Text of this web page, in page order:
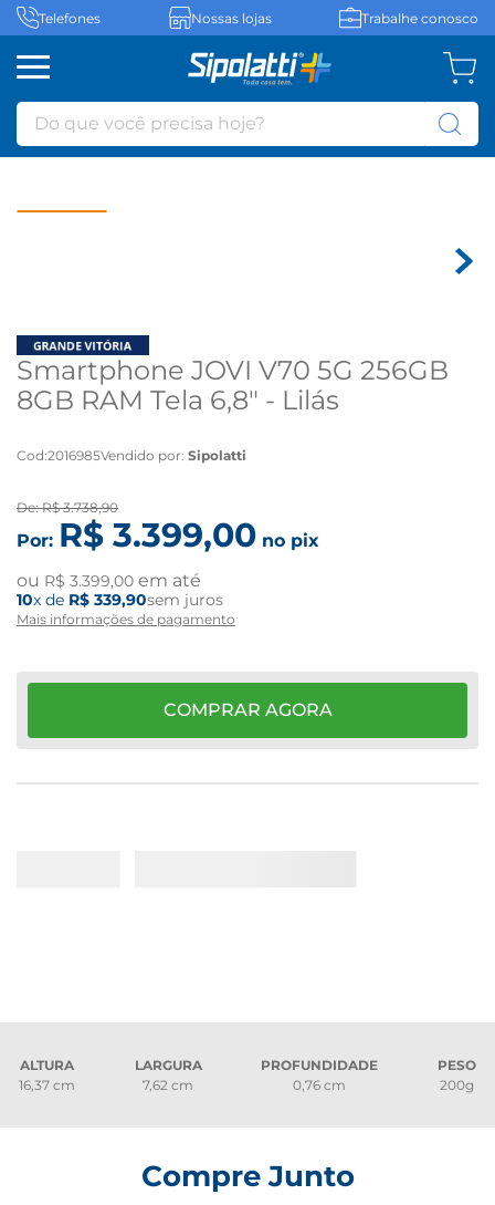
Telefones Nossas lojas Trabalhe conosco
Do que você precisa hoje?
Smartphone JOVI V70 5G 256GB
8GB RAM Tela 6,8" - Lilás
Cod:2016985Vendido por: Sipolatti
De:R$ 3.738,90
Por: R$ 3.399,00 no pix
ou R$ 3.399,00 em até
10x de R$ 339,90sem juros
Mais informações de pagamento
COMPRAR AGORA
ALTURA
16,37 cm
LARGURA
7,62 cm
PROFUNDIDADE
0,76 cm
PESO
200g
Compre Junto